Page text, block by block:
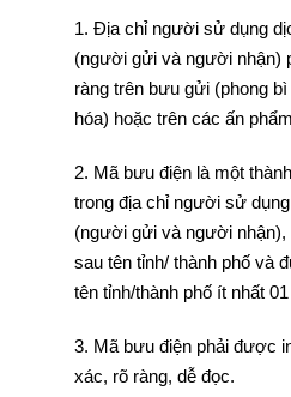
1. Địa chỉ người sử dụng
(người gửi và người nhận)
ràng trên bưu gửi (phong
hóa) hoặc trên các ấn
2. Mã bưu điện là một
trong địa chỉ người sử
(người gửi và người nhận),
sau tên tỉnh/ thành phố và
tên tỉnh/thành phố ít nhất
3. Mã bưu điện phải được
xác, rõ ràng, dễ đọc.